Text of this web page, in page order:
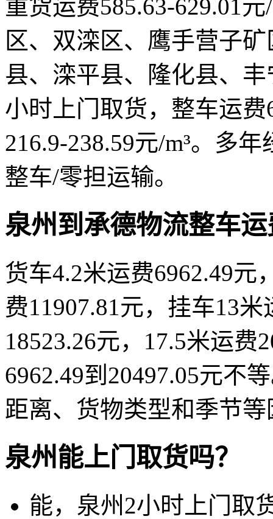
重货运费585.63-629.01
区、双滦区、鹰手营子
县、滦平县、隆化县、
小时上门取货，整车运费
216.9-238.59元/m³。多
整车/零担运输。
泉州到承德物流整车
货车4.2米运费6962.49元
费11907.81元，挂车13
18523.26元，17.5米运费
6962.49到20497.05元不
距离、货物类型和季节
泉州能上门取货吗？
能，泉州2小时上门取